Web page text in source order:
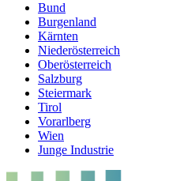
Bund
Burgenland
Kärnten
Niederösterreich
Oberösterreich
Salzburg
Steiermark
Tirol
Vorarlberg
Wien
Junge Industrie